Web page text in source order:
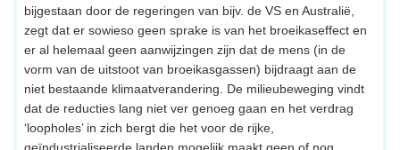
bijgestaan door de regeringen van bijv. de VS en Australië,
zegt dat er sowieso geen sprake is van het broeikaseffect en
er al helemaal geen aanwijzingen zijn dat de mens (in de
vorm van de uitstoot van broeikasgassen) bijdraagt aan de
niet bestaande klimaatverandering. De milieubeweging vindt
dat de reducties lang niet ver genoeg gaan en het verdrag
‘loopholes’ in zich bergt die het voor de rijke,